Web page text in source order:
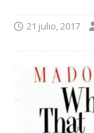
21 julio, 2017